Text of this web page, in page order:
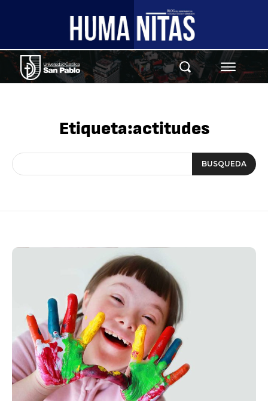
Etiqueta:actitudes
BUSQUEDA